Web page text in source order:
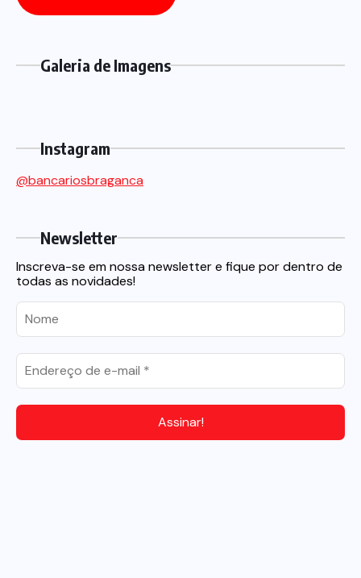
Galeria de Imagens
Instagram
@bancariosbraganca
Newsletter
Inscreva-se em nossa newsletter e fique por dentro de
todas as novidades!